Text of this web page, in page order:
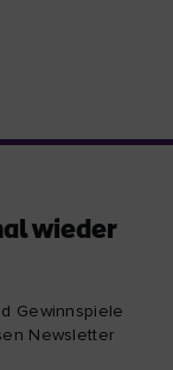
wieder
Gewinnspiele
Newsletter